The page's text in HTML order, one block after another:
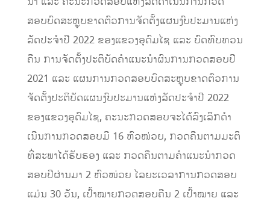
ສອບບົດສະຫຼຸບຂາດຕົວການຈັດຕັ້ງແຜນງົບປະມານແຫ່ງ
ລັດປະຈໍາປີ 2022 ຂອງແຂວງອຸດົມໄຊ ແລະ ບົດທົບທວນ
ຄືນ ການຈັດຕັ້ງປະຕິບັດຄໍາແນະນໍາຜົນການກວດສອບປີ
2021 ແລະ ແຜນການກວດສອບບົດສະຫຼຸບຂາດຕົວການ
ຈັດຕັ້ງປະຕິບັດແຜນງົບປະມານແຫ່ງລັດປະຈໍາປີ 2022
ຂອງແຂວງອຸດົມໄຊ, ຄະນະກວດສອບຈະໄດ້ລົງເລິກດໍາ
ເນີນການກວດສອບມີ 16 ຫົວໜ່ວຍ, ກວດຄືນຕາມມະຕິ
ທີ່ສະພາໄດ້ຮັບຮອງ ແລະ ກວດຄືນຕາມຄໍາແນະນໍາກວດ
ສອບປີຜ່ານມາ 2 ຫົວໜ່ວຍ ໄລຍະເວລາການກວດສອບ
ແມ່ນ 30 ວັນ, ເປົ້າໝາຍກວດສອບຄືນ 2 ເປົ້າໝາຍ ແລະ